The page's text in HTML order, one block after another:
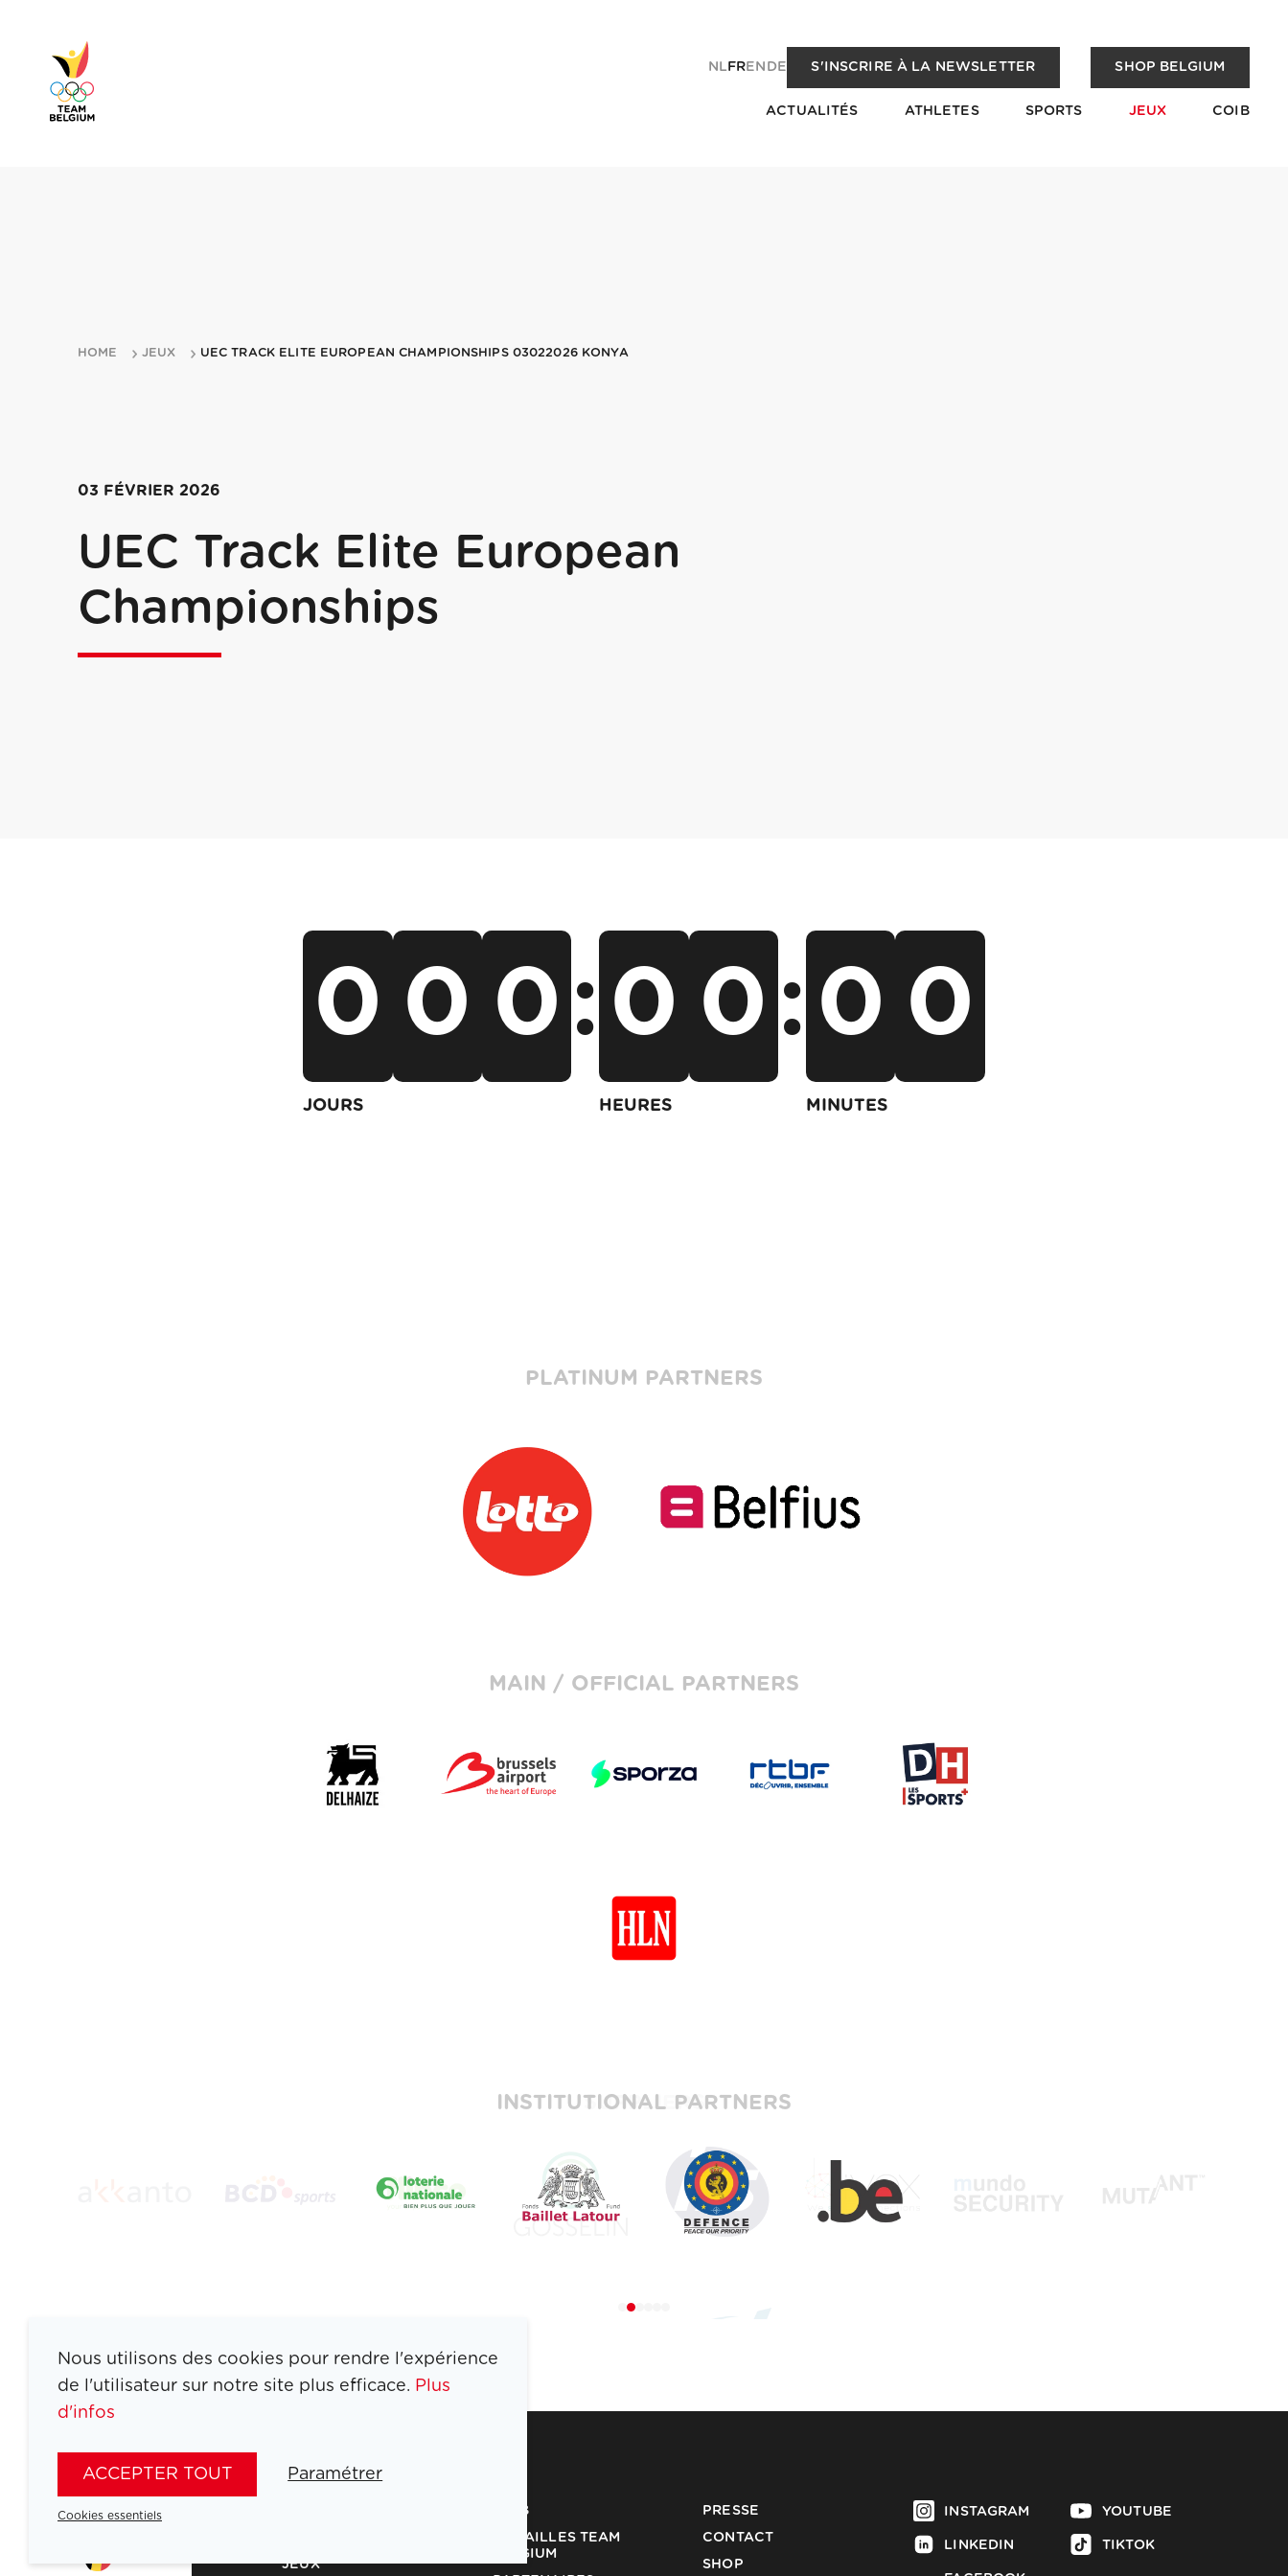
NLFREN DE S'INSCRIRE À LA NEWSLETTER SHOP BELGIUM
ACTUALITÉS ATHLETES SPORTS JEUX COIB
HOME JEUX UEC TRACK ELITE EUROPEAN CHAMPIONSHIPS 03022026 KONYA
03 FÉVRIER 2026
UEC Track Elite European
Championships
0 0 0
JOURS
: 0 0
HEURES
: 0 0
MINUTES
PLATINUM PARTNERS
MAIN / OFFICIAL PARTNERS
INSTITUTIONAL PARTNERS
BELGIUM
PARTENAIRES
Nous utilisons des cookies pour rendre l'expérience
de l'utilisateur sur notre site plus efficace. Plus
d'infos
ACCEPTER TOUT Paramétrer
Cookies essentiels